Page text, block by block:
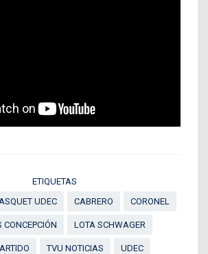
ETIQUETAS
UDEC CABRERO CORONEL
CONCEPCIÓN LOTA SCHWAGER
TVU NOTICIAS UDEC